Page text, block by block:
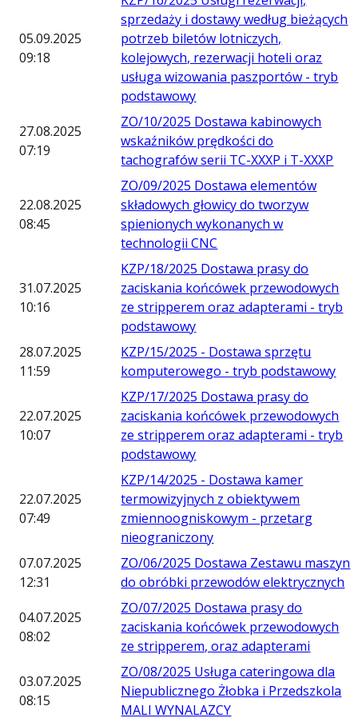
05.09.2025
09:18
sprzedaży i dostawy według bieżących
potrzeb biletów lotniczych,
kolejowych, rezerwacji hoteli oraz
usługa wizowania paszportów - tryb
podstawowy
27.08.2025
07:19
ZO/10/2025 Dostawa kabinowych
wskaźników prędkości do
tachografów serii TC-XXXP i T-XXXP
22.08.2025
08:45
ZO/09/2025 Dostawa elementów
składowych głowicy do tworzyw
spienionych wykonanych w
technologii CNC
31.07.2025
10:16
KZP/18/2025 Dostawa prasy do
zaciskania końcówek przewodowych
ze stripperem oraz adapterami - tryb
podstawowy
28.07.2025
11:59
KZP/15/2025 - Dostawa sprzętu
komputerowego - tryb podstawowy
22.07.2025
10:07
KZP/17/2025 Dostawa prasy do
zaciskania końcówek przewodowych
ze stripperem oraz adapterami - tryb
podstawowy
22.07.2025
07:49
KZP/14/2025 - Dostawa kamer
termowizyjnych z obiektywem
zmiennoogniskowym - przetarg
nieograniczony
07.07.2025
12:31
ZO/06/2025 Dostawa Zestawu maszyn
do obróbki przewodów elektrycznych
04.07.2025
08:02
ZO/07/2025 Dostawa prasy do
zaciskania końcówek przewodowych
ze stripperem, oraz adapterami
03.07.2025
08:15
ZO/08/2025 Usługa cateringowa dla
Niepublicznego Żłobka i Przedszkola
MALI WYNALAZCY